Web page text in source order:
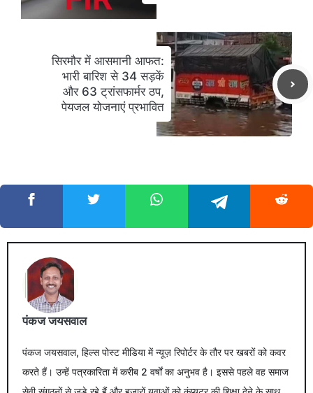
सिरमौर में आसमानी आफत:
भारी बारिश से 34 सड़कें
और 63 ट्रांसफार्मर ठप,
पेयजल योजनाएं प्रभावित
पंकज जयसवाल
पंकज जयसवाल, हिल्स पोस्ट मीडिया में न्यूज़ रिपोर्टर के तौर पर खबरों को कवर
करते हैं। उन्हें पत्रकारिता में करीब 2 वर्षों का अनुभव है। इससे पहले वह समाज